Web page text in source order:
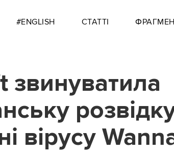
#ENGLISH СТАТТІ
звинуватила
вірусу